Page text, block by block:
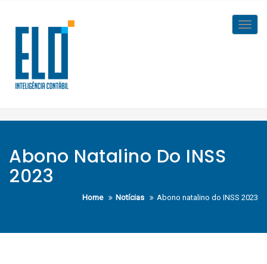
content
Abono Natalino Do INSS
2023
Home Notícias Abono natalino do INSS 2023